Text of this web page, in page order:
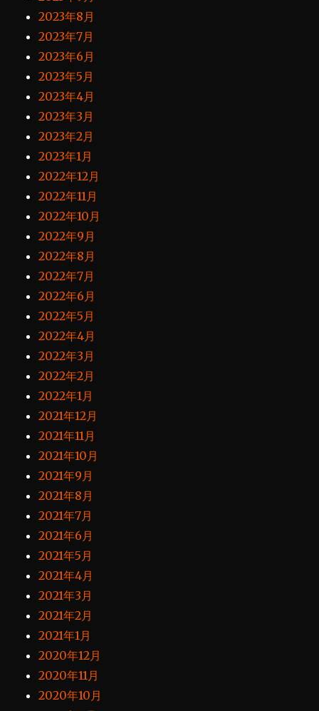
2023年8月
2023年7月
2023年6月
2023年5月
2023年4月
2023年3月
2023年2月
2023年1月
2022年12月
2022年11月
2022年10月
2022年9月
2022年8月
2022年7月
2022年6月
2022年5月
2022年4月
2022年3月
2022年2月
2022年1月
2021年12月
2021年11月
2021年10月
2021年9月
2021年8月
2021年7月
2021年6月
2021年5月
2021年4月
2021年3月
2021年2月
2021年1月
2020年12月
2020年11月
2020年10月